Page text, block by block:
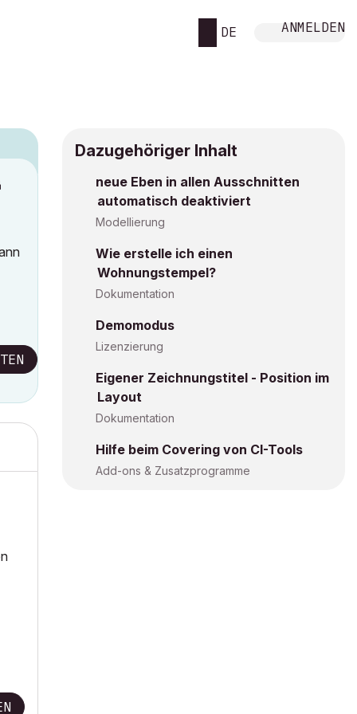
DE ANMELDEN
Dazugehöriger Inhalt
neue Eben in allen Ausschnitten
automatisch deaktiviert
Modellierung
Wie erstelle ich einen
Wohnungstempel?
Dokumentation
Demomodus
Lizenzierung
Eigener Zeichnungstitel - Position im
Layout
Dokumentation
Hilfe beim Covering von CI-Tools
Add-ons & Zusatzprogramme